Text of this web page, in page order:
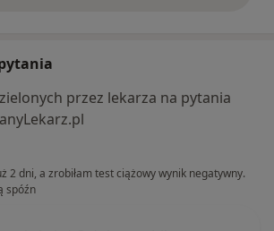
przez lekarza na pytania
2 dni, a zrobiłam test ciążowy wynik negatywny.
spóźn